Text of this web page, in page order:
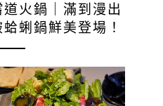
道火鍋｜滿到漫出
蜊鍋鮮美登場！